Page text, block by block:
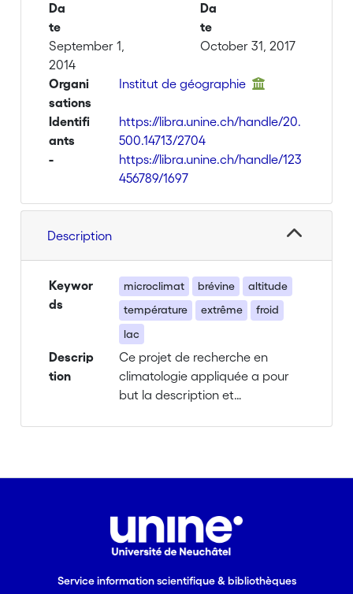
Da
te
September 1,
2014
Da
te
October 31, 2017
Organi
sations
Institut de géographie
Identifi
ants
https://libra.unine.ch/handle/20.
500.14713/2704
-
https://libra.unine.ch/handle/123
456789/1697
Description
Keywor
ds
microclimat brévine
altitude
température
extrême
froid
lac
Descrip
tion
Ce projet de recherche en
climatologie appliquée a pour
but la description et
topographie qui entraîne des
accumulations d’air froid dans
météorologiques. Les extrêmes
Service information scientifique & bibliothèques